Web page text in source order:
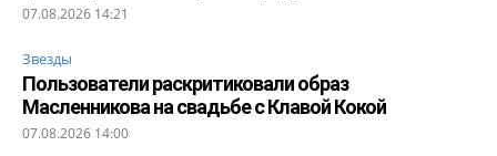
07.08.2026 14:21
Звезды
Пользователи раскритиковали образ
Масленникова на свадьбе с Клавой Кокой
07.08.2026 14:00